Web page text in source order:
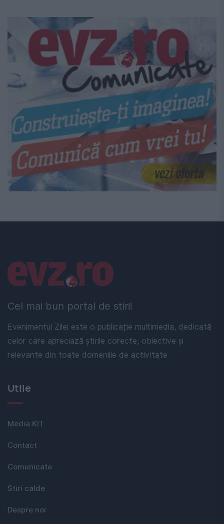
Cel mai bun portal de stiri!
Evenimentul Zilei este o publicație multimedia, dedicată
celor care apreciază știrile corecte, obiective și
relevante din toate domeniile de activitate
Linkuri utile
Utile
Media KIT
Contact
Comunicate
Stiri calde
Despre noi